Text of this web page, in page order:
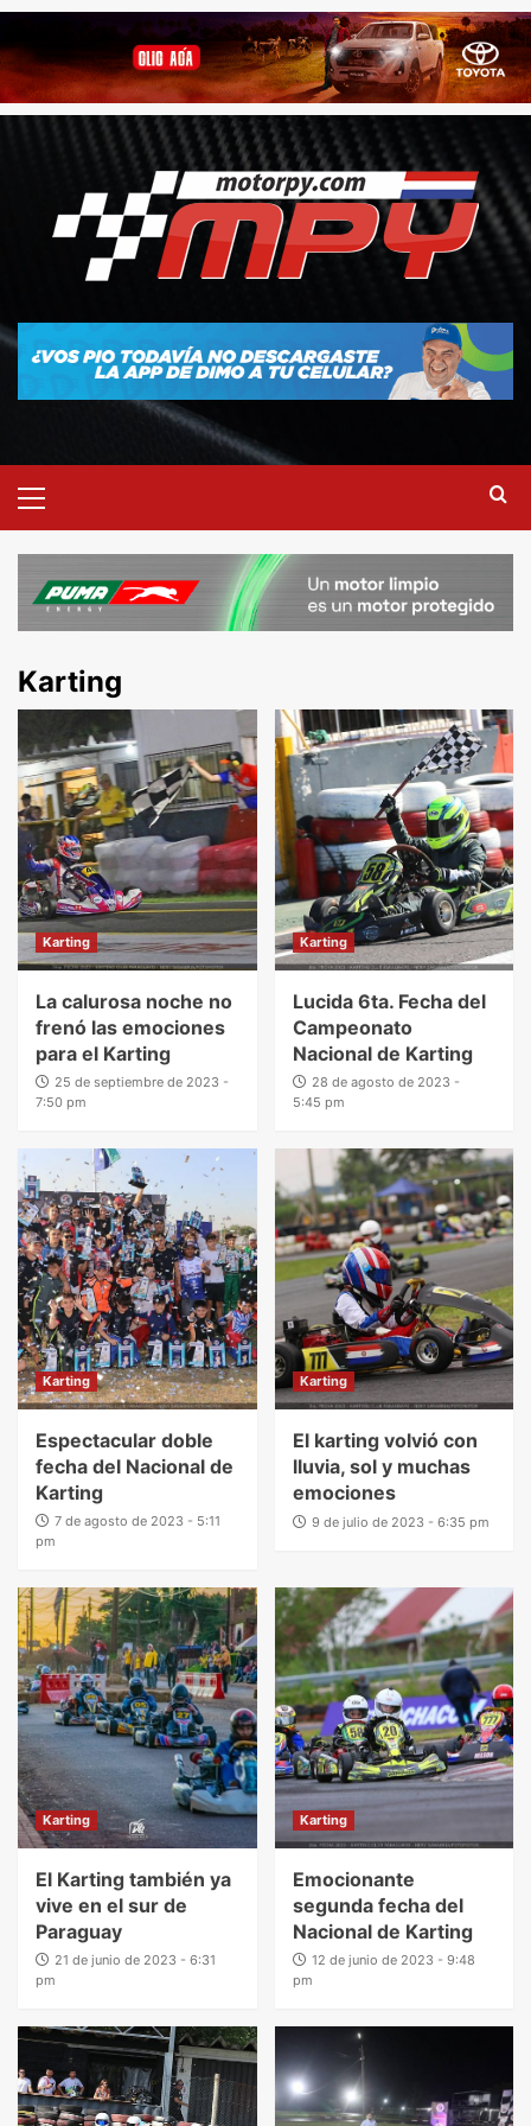
Karting
Karting
La calurosa noche no
frenó las emociones
para el Karting
25 de septiembre de 2023 -
7:50 pm
Karting
Lucida 6ta. Fecha del
Campeonato
Nacional de Karting
28 de agosto de 2023 -
5:45 pm
Karting
Espectacular doble
fecha del Nacional de
Karting
7 de agosto de 2023 - 5:11
pm
Karting
El karting volvió con
lluvia, sol y muchas
emociones
9 de julio de 2023 - 6:35 pm
Karting
El Karting también ya
vive en el sur de
Paraguay
21 de junio de 2023 - 6:31
pm
Karting
Emocionante
segunda fecha del
Nacional de Karting
12 de junio de 2023 - 9:48
pm